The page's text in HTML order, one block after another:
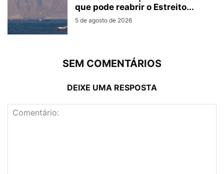
que pode reabrir o Estreito...
5 de agosto de 2026
SEM COMENTÁRIOS
DEIXE UMA RESPOSTA